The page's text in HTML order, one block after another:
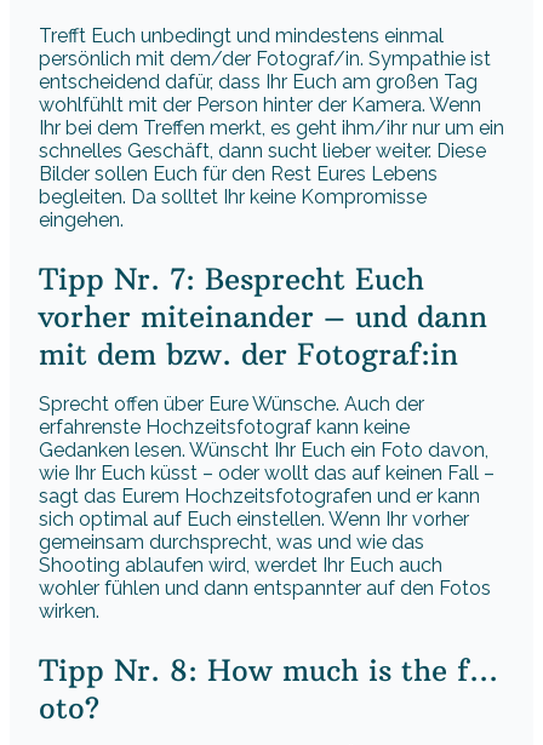
Trefft Euch unbedingt und mindestens einmal
persönlich mit dem/der Fotograf/in. Sympathie ist
entscheidend dafür, dass Ihr Euch am großen Tag
wohlfühlt mit der Person hinter der Kamera. Wenn
Ihr bei dem Treffen merkt, es geht ihm/ihr nur um ein
schnelles Geschäft, dann sucht lieber weiter. Diese
Bilder sollen Euch für den Rest Eures Lebens
begleiten. Da solltet Ihr keine Kompromisse
eingehen.
Tipp Nr. 7: Besprecht Euch
vorher miteinander – und dann
mit dem bzw. der Fotograf:in
Sprecht offen über Eure Wünsche. Auch der
erfahrenste Hochzeitsfotograf kann keine
Gedanken lesen. Wünscht Ihr Euch ein Foto davon,
wie Ihr Euch küsst – oder wollt das auf keinen Fall –
sagt das Eurem Hochzeitsfotografen und er kann
sich optimal auf Euch einstellen. Wenn Ihr vorher
gemeinsam durchsprecht, was und wie das
Shooting ablaufen wird, werdet Ihr Euch auch
wohler fühlen und dann entspannter auf den Fotos
wirken.
Tipp Nr. 8: How much is the f…
oto?